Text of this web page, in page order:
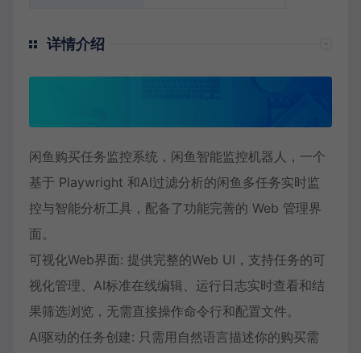
详情介绍
闲鱼购买任务监控系统，闲鱼智能监控机器人，一个
基于 Playwright 和AI过滤分析的闲鱼多任务实时监
控与智能分析工具，配备了功能完善的 Web 管理界
面。
可视化Web界面: 提供完整的Web UI，支持任务的可
视化管理、AI标准在线编辑、运行日志实时查看和结
果筛选浏览，无需直接操作命令行和配置文件。
AI驱动的任务创建: 只需用自然语言描述你的购买需